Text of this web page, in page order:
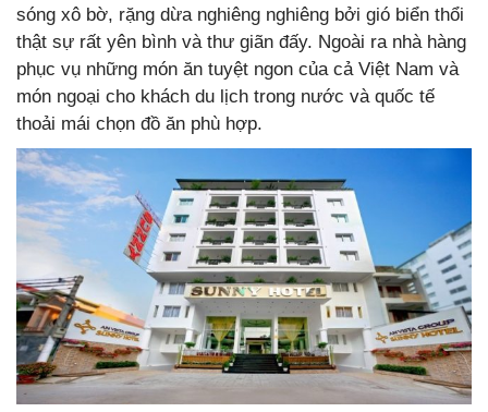
sóng xô bờ, rặng dừa nghiêng nghiêng bởi gió biển thổi
thật sự rất yên bình và thư giãn đấy. Ngoài ra nhà hàng
phục vụ những món ăn tuyệt ngon của cả Việt Nam và
món ngoại cho khách du lịch trong nước và quốc tế
thoải mái chọn đồ ăn phù hợp.